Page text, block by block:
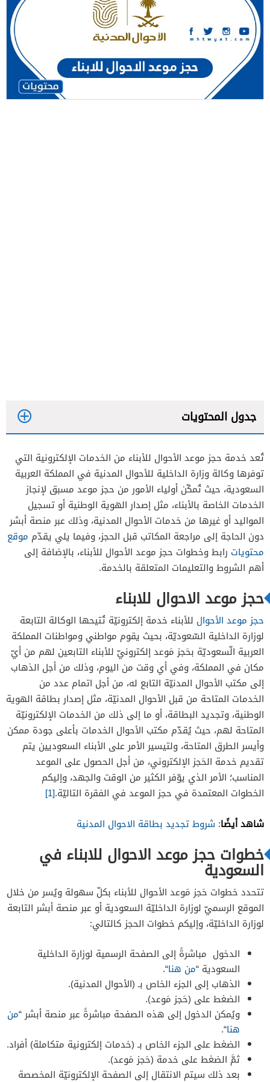
جدول المحتويات
تُعد خدمة حجز موعد الأحوال للأبناء من الخدمات الإلكترونية التي
توفرها وكالة وزارة الداخلية للأحوال المدنية في المملكة العربية
السعودية، حيث تُمكّن أولياء الأمور من حجز موعد مسبق لإنجاز
الخدمات الخاصة بالأبناء، مثل إصدار الهوية الوطنية أو تسجيل
المواليد أو غيرها من خدمات الأحوال المدنية، وذلك عبر منصة أبشر
دون الحاجة إلى مراجعة المكاتب قبل الحجز، وفيما يلي يقدّم موقع
محتويات رابط وخطوات حجز موعد الأحوال للأبناء، بالإضافة إلى
أهم الشروط والتعليمات المتعلقة بالخدمة.
حجز موعد الاحوال للابناء
حجز موعد الأحوال للأبناء خدمة إلكترونيّة تُتيحها الوكالة التابعة
لوزارة الداخلية السّعوديّة، بحيث يقوم مواطني ومواطنات المملكة
العربية الّسعوديّة بحَجز مَوعد إلكترونيّ للأبناء التابعين لهم من أيّ
مكان في المملكة، وفي أي وقت من اليوم، وذلك من أجل الذهاب
إلى مكتب الأحوال المدنيّة التابع له، من أجل اتمام عدد من
الخدمات المتاحة من قبل الأحوال المدنيّة، مثل إصدار بطاقة الهوية
الوطنية، وتجديد البطاقة، أو ما إلى ذلك من الخدمات الإلكترونيّة
المتاحة لهم، حيث يُقدّم مكتب الأحوال الخدمات بأعلى جودة ممكن
وأيسر الطرق المتاحة، ولتيسير الأمر على الأبناء السعوديين يتم
تقديم خدمة الحَجز الإلكتروني، من أجل الحصول على الموعد
المناسب؛ الأمر الذي يوّفر الكثير من الوقت والجهد، وإليكم
الخطوات المعتمدة في حجز الموعد في الفقرة التاليّة.[1]
شاهد أيضًا: شروط تجديد بطاقة الاحوال المدنية
خطوات حجز موعد الاحوال للابناء في
السعودية
تتحدد خطوات حَجز مَوعد الأحوال للأبناء بكلّ سهولة ويُسر من خلال
الموقع الرسميّ لوزارة الداخليّة السعودية أو عبر منصة أبشر التابعة
لوزارة الداخليّة، وإليكم خطوات الحجز كالتالي:
الدخول مباشرةً إلى الصفحة الرسمية لوزارة الداخلية
السعودية “من هنا“.
الذهاب إلى الجزء الخاص بـ (الأحوال المدنية).
الضغط على (حَجز مَوعد).
ويُمكن الدخول إلى هذه الصفحة مباشرةً عبر منصة أبشر “من
هنا“.
الضغط على الجزء الخاص بـ (خدمات إلكترونية متكاملة) أفراد.
ثمَّ الضغط على خدمة (حَجز مَوعد).
بعد ذلك سيتم الانتقال إلى الصفحة الإلكترونيّة المخصصة